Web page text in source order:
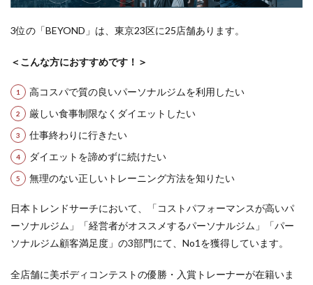
3位の「BEYOND」は、東京23区に25店舗あります。
＜こんな方におすすめです！＞
高コスパで質の良いパーソナルジムを利用したい
厳しい食事制限なくダイエットしたい
仕事終わりに行きたい
ダイエットを諦めずに続けたい
無理のない正しいトレーニング方法を知りたい
日本トレンドサーチにおいて、「コストパフォーマンスが高いパ
ーソナルジム」「経営者がオススメするパーソナルジム」「パー
ソナルジム顧客満足度」の3部門にて、No1を獲得しています。
全店舗に美ボディコンテストの優勝・入賞トレーナーが在籍いま